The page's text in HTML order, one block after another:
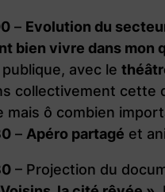
– Evolution du
bien vivre dans mon
avec le
collectivement cette
mais ô combien
– Apéro partagé et
– Projection du